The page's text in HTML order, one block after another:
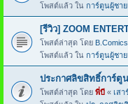
โพสต์แล้ว ใน การ์ตูนผู้ชา
[รีวิว] ZOOM
โพสต์ล่าสุด โดย B.Comics
โพสต์แล้ว ใน การ์ตูนผู้ชา
ประกาศลิขสิทธิ์การ์ตู
โพสต์ล่าสุด โดย พี่บี « เสา